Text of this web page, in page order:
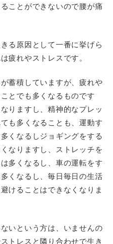
ことができないので腰が痛
る原因として一番に挙げら
疲れやストレスです。
蓄積していますが、疲れや
とでも多くなるものです
りますし、精神的なプレッ
も多くなることも、運動す
くなるしジョギングをする
なりますし、ストレッチを
多くなるし、車の運転をす
くなるし、毎日毎日の生活
けることはできなくなりま
いという方は、いませんの
トレスと隣り合わせで生き